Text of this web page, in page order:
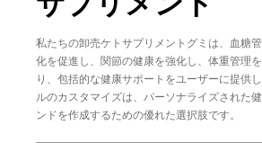
私たちの卸売ケトサプリメントグミは、血糖
化を促進し、関節の健康を強化し、体重管理
り、包括的な健康サポートをユーザーに提供
ルのカスタマイズは、パーソナライズされた
ンドを作成するための優れた選択肢です。